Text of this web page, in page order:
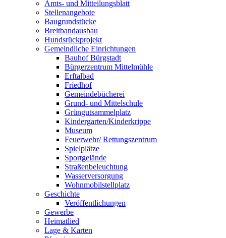
Amts- und Mitteilungsblatt
Stellenangebote
Baugrundstücke
Breitbandausbau
Hundsrückprojekt
Gemeindliche Einrichtungen
Bauhof Bürgstadt
Bürgerzentrum Mittelmühle
Erftalbad
Friedhof
Gemeindebücherei
Grund- und Mittelschule
Grüngutsammelplatz
Kindergarten/Kinderkrippe
Museum
Feuerwehr/ Rettungszentrum
Spielplätze
Sportgelände
Straßenbeleuchtung
Wasserversorgung
Wohnmobilstellplatz
Geschichte
Veröffentlichungen
Gewerbe
Heimatlied
Lage & Karten